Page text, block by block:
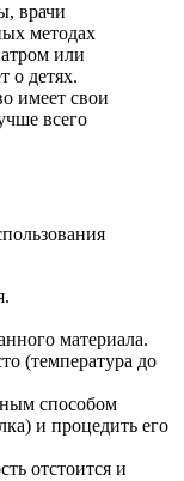
врачи
методах
или
о детях.
имеет свои
всего
материала.
(температура до
способом
и процедить его
отстоится и